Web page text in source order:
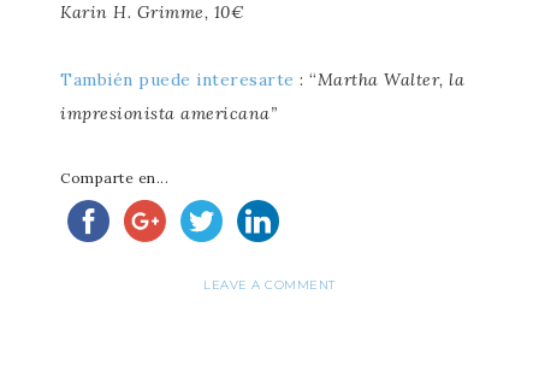
Karin H. Grimme, 10€
También puede interesarte : “Martha Walter, la
impresionista americana”
Comparte en...
LEAVE A COMMENT